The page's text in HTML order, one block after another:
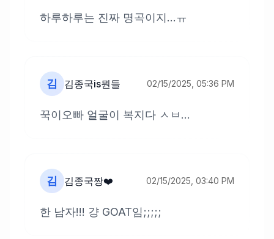
하루하루는 진짜 명곡이지...ㅠ
김 김종국is뭔들 02/15/2025, 05:36 PM
꾹이오빠 얼굴이 복지다 ㅅㅂ...
김 김종국짱❤️ 02/15/2025, 03:40 PM
한 남자!!! 걍 GOAT임;;;;;